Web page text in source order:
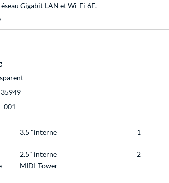
Gigabit LAN et Wi-Fi 6E.
001
3.5 "interne 1
2.5" interne
2
MIDI-Tower